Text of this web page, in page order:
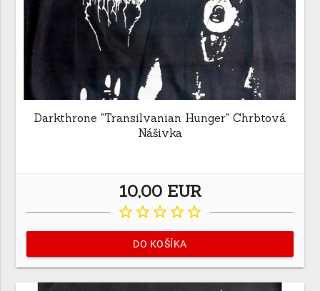
Darkthrone "Transilvanian Hunger" Chrbtová
Nášivka
10,00 EUR
star_borderstar_borderstar_borderstar_borderstar_border
DO KOŠÍKA